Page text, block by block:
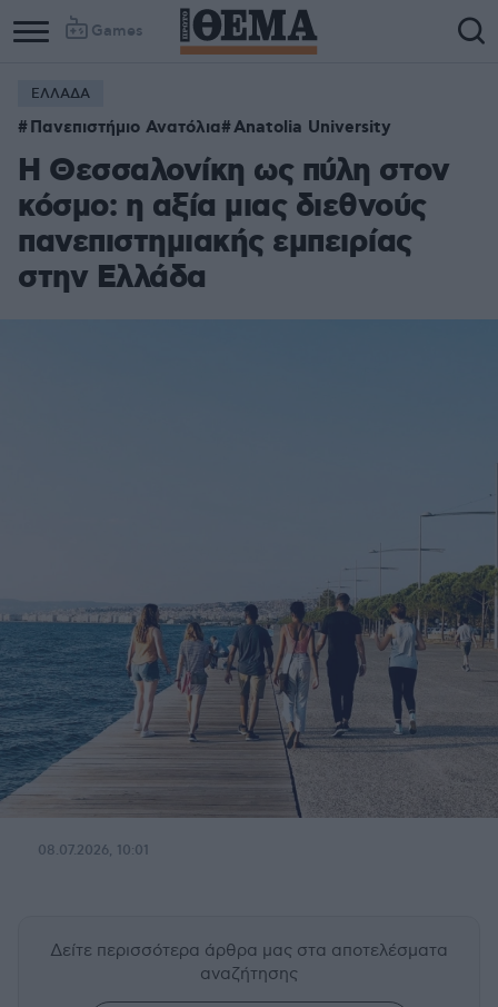
Games
Column
1
Column
2
ΕΛΛΑΔΑ
Πανεπιστήμιο Ανατόλια Anatolia University
Η Θεσσαλονίκη ως πύλη στον
κόσμο: η αξία μιας διεθνούς
πανεπιστημιακής εμπειρίας
στην Ελλάδα
08.07.2026, 10:01
Δείτε περισσότερα άρθρα μας στα αποτελέσματα
αναζήτησης